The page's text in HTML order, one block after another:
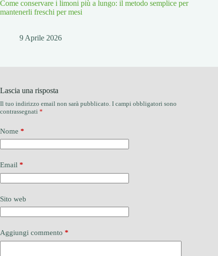
Come conservare i limoni più a lungo: il metodo semplice per
mantenerli freschi per mesi
9 Aprile 2026
Lascia una risposta
Il tuo indirizzo email non sarà pubblicato. I campi obbligatori sono
contrassegnati *
Nome *
Email *
Sito web
Aggiungi commento *